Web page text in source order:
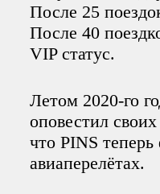
После 25
После 40
VIP статус.
Летом 2020-го
оповестил
что PINS
авиаперелётах.